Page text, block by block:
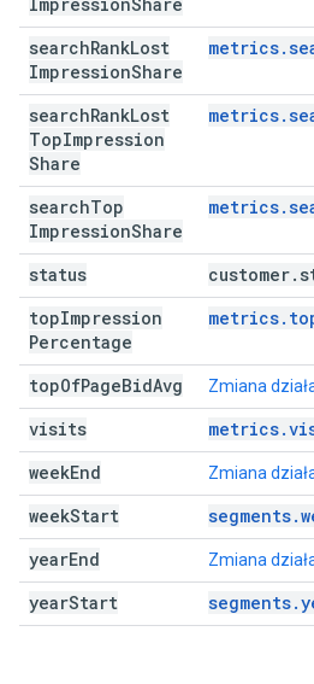
searchRankLost
ImpressionShare
searchRankLost
TopImpression
Share
searchTop
ImpressionShare
status customer.
topImpression
Percentage
topOfPageBidAvg Zmiana
visits
weekEnd Zmiana
weekStart
yearEnd Zmiana
yearStart